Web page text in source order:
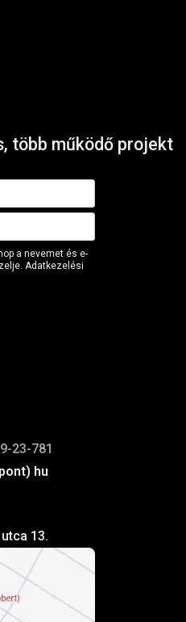
több működő projekt
a nevemet és e-
Adatkezelési
23-781
hu
13.